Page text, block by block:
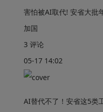
害怕被AI取代! 安省大批
加国
3 评论
05-17 14:02
AI替代不了！安省这5类